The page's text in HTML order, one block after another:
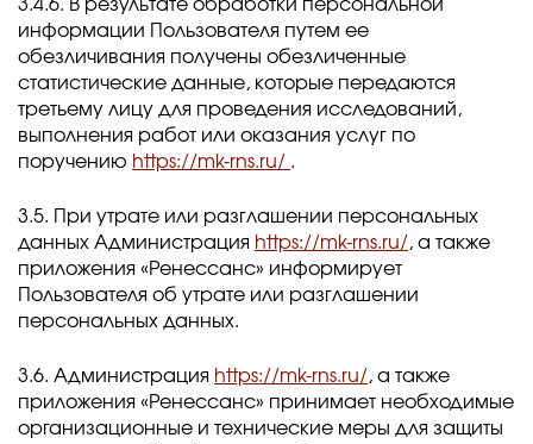
3.4.6. В результате обработки персональной
информации Пользователя путем ее
обезличивания получены обезличенные
статистические данные, которые передаются
третьему лицу для проведения исследований,
выполнения работ или оказания услуг по
поручению https://mk-rns.ru/ .
3.5. При утрате или разглашении персональных
данных Администрация https://mk-rns.ru/, а также
приложения «Ренессанс» информирует
Пользователя об утрате или разглашении
персональных данных.
3.6. Администрация https://mk-rns.ru/, а также
приложения «Ренессанс» принимает необходимые
организационные и технические меры для защиты